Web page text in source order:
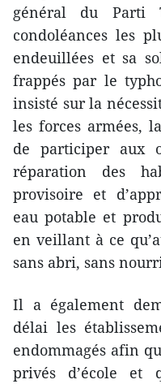
général du Parti
condoléances les
endeuillées et sa
frappés par le
insisté sur la
les forces armées,
de participer aux
réparation des
provisoire et
eau potable et
en veillant à ce
sans abri, sans
Il a également
délai les
endommagés afin
privés d’école et